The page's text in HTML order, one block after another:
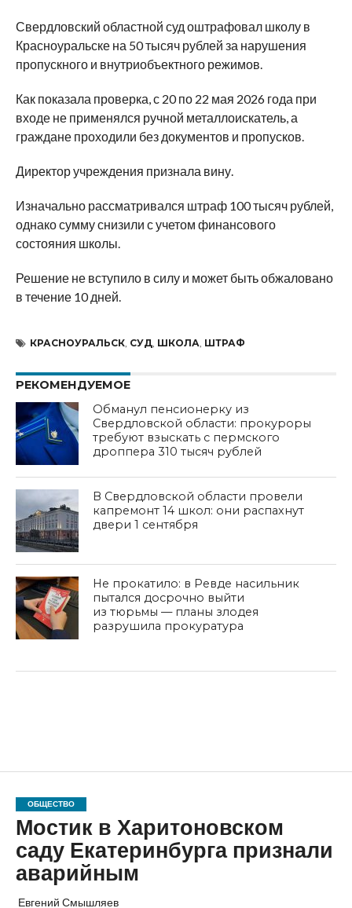
Свердловский областной суд оштрафовал школу в
Красноуральске на 50 тысяч рублей за нарушения
пропускного и внутриобъектного режимов.
Как показала проверка, с 20 по 22 мая 2026 года при
входе не применялся ручной металлоискатель, а
граждане проходили без документов и пропусков.
Директор учреждения признала вину.
Изначально рассматривался штраф 100 тысяч рублей,
однако сумму снизили с учетом финансового
состояния школы.
Решение не вступило в силу и может быть обжаловано
в течение 10 дней.
КРАСНОУРАЛЬСК, СУД, ШКОЛА ШТРАФ
РЕКОМЕНДУЕМОЕ
Обманул пенсионерку из
Свердловской области: прокуроры
требуют взыскать с пермского
дроппера 310 тысяч рублей
В Свердловской области провели
капремонт 14 школ: они распахнут
двери 1 сентября
Не прокатило: в Ревде насильник
пытался досрочно выйти
из тюрьмы — планы злодея
разрушила прокуратура
ОБЩЕСТВО
Мостик в Харитоновском
саду Екатеринбурга признали
аварийным
Евгений Смышляев